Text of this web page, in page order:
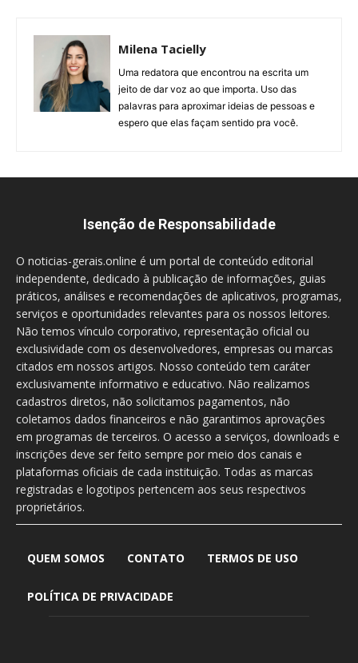
Milena Tacielly
Uma redatora que encontrou na escrita um
jeito de dar voz ao que importa. Uso das
palavras para aproximar ideias de pessoas e
espero que elas façam sentido pra você.
Isenção de Responsabilidade
O noticias-gerais.online é um portal de conteúdo editorial
independente, dedicado à publicação de informações, guias
práticos, análises e recomendações de aplicativos, programas,
serviços e oportunidades relevantes para os nossos leitores.
Não temos vínculo corporativo, representação oficial ou
exclusividade com os desenvolvedores, empresas ou marcas
citados em nossos artigos. Nosso conteúdo tem caráter
exclusivamente informativo e educativo. Não realizamos
cadastros diretos, não solicitamos pagamentos, não
coletamos dados financeiros e não garantimos aprovações
em programas de terceiros. O acesso a serviços, downloads e
inscrições deve ser feito sempre por meio dos canais e
plataformas oficiais de cada instituição. Todas as marcas
registradas e logotipos pertencem aos seus respectivos
proprietários.
QUEM SOMOS CONTATO TERMOS DE USO
POLÍTICA DE PRIVACIDADE